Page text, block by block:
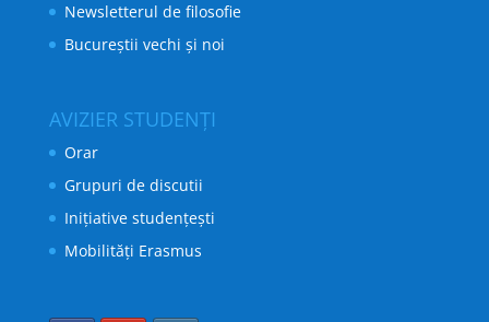
Newsletterul de filosofie
Bucureștii vechi și noi
AVIZIER STUDENȚI
Orar
Grupuri de discutii
Inițiative studențești
Mobilități Erasmus